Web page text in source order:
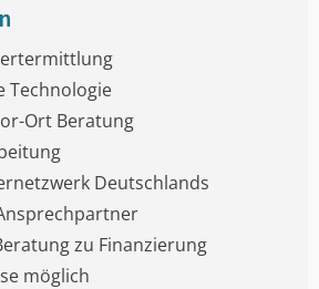
Technologie
Ort Beratung
Deutschlands
zu Finanzierung
möglich